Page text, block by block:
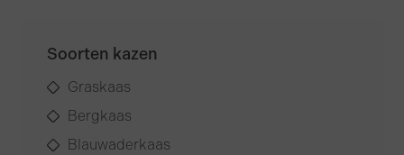
Soorten kazen
Graskaas
Bergkaas
Blauwaderkaas